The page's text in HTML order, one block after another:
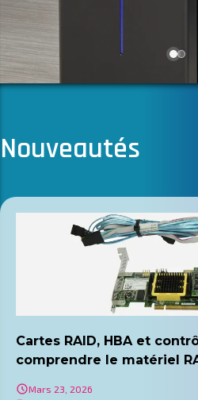
Nouveautés
Cartes RAID, HBA et
comprendre le matériel
Mars 23, 2026